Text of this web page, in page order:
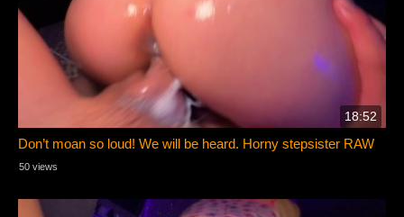
18:52
Don’t moan so loud! We will be heard. Horny stepsister RAW
50 views